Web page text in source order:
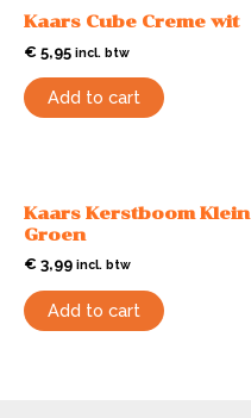
Kaars Cube Creme wit
€ 5,95 incl. btw
Add to cart
Kaars Kerstboom Klein
Groen
€ 3,99 incl. btw
Add to cart